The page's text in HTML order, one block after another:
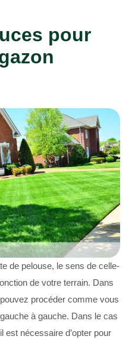
pour
de pelouse, le sens de celle-
de votre terrain. Dans
procéder comme vous
à gauche. Dans le cas
est nécessaire d’opter pour